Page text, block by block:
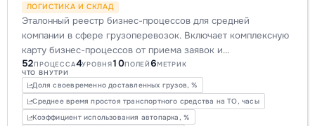
ЛОГИСТИКА И СКЛАД
Эталонный реестр бизнес-процессов для средней
компании в сфере грузоперевозок. Включает комплексную
карту бизнес-процессов от приема заявок и
диспетчеризации до ТО автопарка и расчетов, обеспечивая
прозрачность и оптимизацию ключевых операций, а также
повышение эффективности и контроля. Идеально для
цифровой трансформации и автоматизации.
52ПРОЦЕССА4УРОВНЯ10ПОЛЕЙ6МЕТРИК
ЧТО ВНУТРИ
Доля своевременно доставленных грузов, %
Среднее время простоя транспортного средства на ТО, часы
Коэффициент использования автопарка, %